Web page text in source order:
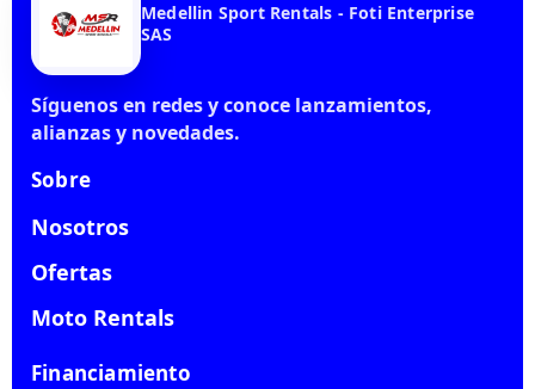
Medellin Sport Rentals - Foti Enterprise
SAS
Síguenos en redes y conoce lanzamientos,
alianzas y novedades.
Sobre
Nosotros
Ofertas
Moto Rentals
Financiamiento